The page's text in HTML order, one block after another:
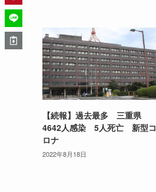
【続報】過去最多 三重県
4642人感染 5人死亡 新型コ
ロナ
2022年8月18日